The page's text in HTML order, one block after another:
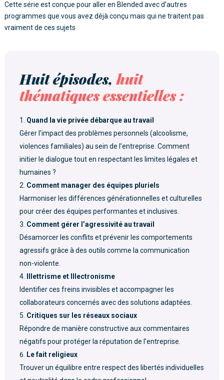
Cette série est conçue pour aller en Blended avec d’autres
programmes que vous avez déjà conçu mais qui ne traitent pas
vraiment de ces sujets
Huit épisodes,huit
thématiques essentielles :
Quand la vie privée débarque au travail
Gérer l’impact des problèmes personnels (alcoolisme,
violences familiales) au sein de l’entreprise. Comment
initier le dialogue tout en respectant les limites légales et
humaines ?
Comment manager des équipes pluriels
Harmoniser les différences générationnelles et culturelles
pour créer des équipes performantes et inclusives.
Comment gérer l’agressivité au travail
Désamorcer les conflits et prévenir les comportements
agressifs grâce à des outils comme la communication
non-violente.
Illettrisme et Illectronisme
Identifier ces freins invisibles et accompagner les
collaborateurs concernés avec des solutions adaptées.
Critiques sur les réseaux sociaux
Répondre de manière constructive aux commentaires
négatifs pour protéger la réputation de l’entreprise.
Le fait religieux
Trouver un équilibre entre respect des libertés individuelles